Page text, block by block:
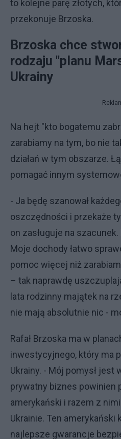
to kolejne parę złotych,
przekonuje Brzoska.
Brzoska chce
rodzaju "planu
Ukrainy
Na hejt "kto bogatemu
zarabiamy na tym, bo nie
działań w tym obszarze.
pomagać innym
- Ja będę szanował
oszczędności i przekaże
on zasługuje na
Moje dochody łatwo
pomoc więcej niż
– tak naprawdę
lata rodzinny majątek na
nie mają absolutnie nic -
Rafał Brzoska ma w
inwestycyjnego, który ma
Ukrainy. - Mój pomysł jest
prywatny biznes powinien
amerykański i razem z
Ukrainie. Ten amerykański
najlepsze gwarancje